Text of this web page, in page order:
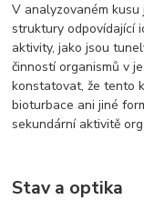
V analyzovaném
struktury odpovídající
aktivity, jako jsou
činností organismů v
konstatovat, že tento
bioturbace ani jiné
sekundární aktivitě
Stav a optika